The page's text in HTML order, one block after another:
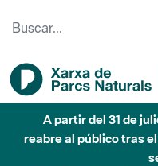
A partir del 31 de
reabre al público tras